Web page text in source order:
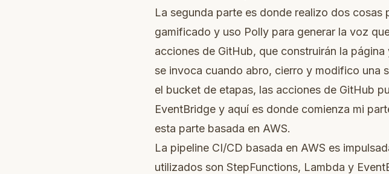
La segunda parte es donde realizo dos
gamificado y uso Polly para generar la voz
acciones de GitHub, que construirán la
se invoca cuando abro, cierro y modifico una
el bucket de etapas, las acciones de GitHub
EventBridge y aquí es donde comienza mi
esta parte basada en AWS.
La pipeline CI/CD basada en AWS es
utilizados son StepFunctions, Lambda y